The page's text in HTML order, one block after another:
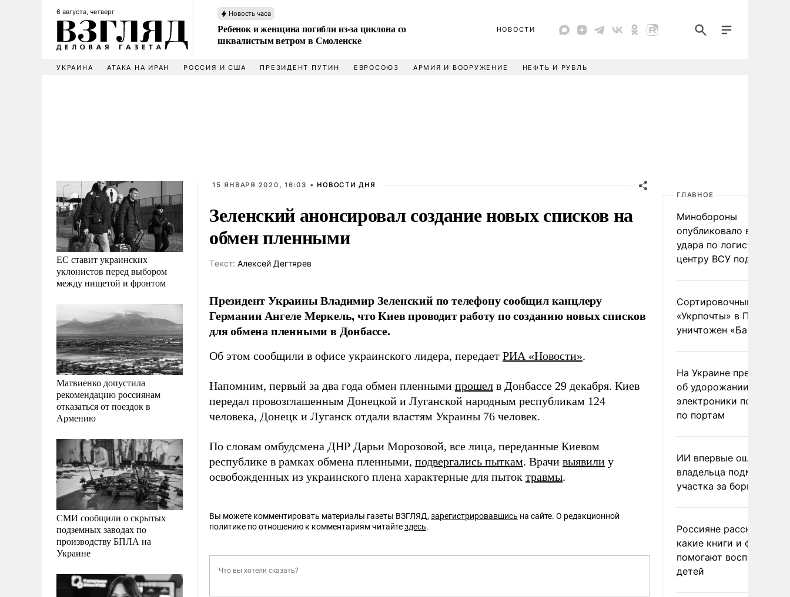
6 августа, четверг Новость часа
Ребенок и женщина погибли из-за циклона со
шквалистым ветром в Смоленске
НОВОСТИ
УКРАИНА АТАКА НА ИРАН РОССИЯ И США ПРЕЗИДЕНТ ПУТИН ЕВРОСОЮЗ АРМИЯ И ВООРУЖЕНИЕ НЕФТЬ И РУБЛЬ
ЕС ставит украинских
уклонистов перед выбором
между нищетой и фронтом
Матвиенко допустила
рекомендацию россиянам
отказаться от поездок в
Армению
СМИ сообщили о скрытых
подземных заводах по
производству БПЛА на
Украине
15 ЯНВАРЯ 2020, 16:03 • НОВОСТИ ДНЯ
Зеленский анонсировал создание новых списков на
обмен пленными
Tекст: Алексей Дегтярев
Президент Украины Владимир Зеленский по телефону сообщил канцлеру
Германии Ангеле Меркель, что Киев проводит работу по созданию новых списков
для обмена пленными в Донбассе.
Об этом сообщили в офисе украинского лидера, передает РИА «Новости».
Напомним, первый за два года обмен пленными прошел в Донбассе 29 декабря. Киев
передал провозглашенным Донецкой и Луганской народным республикам 124
человека, Донецк и Луганск отдали властям Украины 76 человек.
По словам омбудсмена ДНР Дарьи Морозовой, все лица, переданные Киевом
республике в рамках обмена пленными, подвергались пыткам. Врачи выявили у
освобожденных из украинского плена характерные для пыток травмы.
Вы можете комментировать материалы газеты ВЗГЛЯД, зарегистрировавшись на сайте. О редакционной
политике по отношению к комментариям читайтездесь.
ГЛАВНОЕ
Минобороны
опубликовало видео
удара по
центру ВСУ под Киевом
Сортировочный пункт
«Укрпочты» в
уничтожен
На Украине
об удорожании
электроники после
по портам
ИИ впервые
владельца
участка за борщевик
Россияне рассказали,
какие книги и фильмы
помогают воспитывать
детей